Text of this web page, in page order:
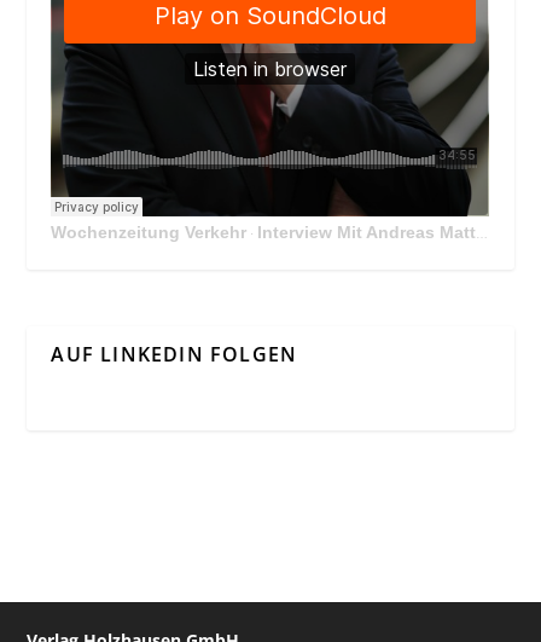
Wochenzeitung Verkehr · Interview Mit Andreas Matthä, CEO der ÖBB Holding
AUF LINKEDIN FOLGEN